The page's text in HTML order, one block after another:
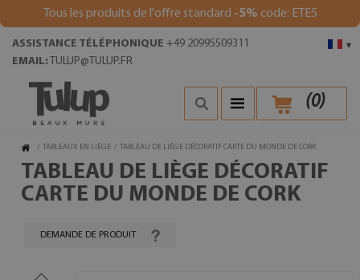
Tous les produits de l'offre standard -5% code: ETE5
▾
ASSISTANCE TÉLÉPHONIQUE +49 20995509311
EMAIL: TULUP@TULUP.FR
(0)
/ TABLEAUX EN LIÈGE / TABLEAU DE LIÈGE DÉCORATIF CARTE DU MONDE DE CORK
TABLEAU DE LIÈGE DÉCORATIF
CARTE DU MONDE DE CORK
DEMANDE DE PRODUIT